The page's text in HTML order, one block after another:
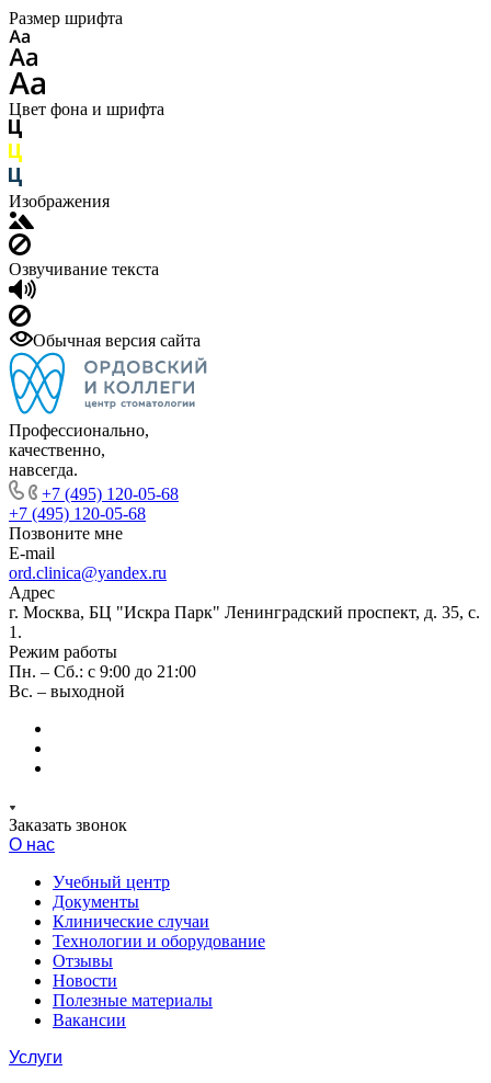
Размер шрифта
Цвет фона и шрифта
Изображения
Озвучивание текста
Обычная версия сайта
Профессионально,
качественно,
навсегда.
+7 (495) 120-05-68
+7 (495) 120-05-68
Позвоните мне
E-mail
ord.clinica@yandex.ru
Адрес
г. Москва, БЦ "Искра Парк" Ленинградский проспект, д. 35, с.
1.
Режим работы
Пн. – Сб.: с 9:00 до 21:00
Вс. – выходной
Заказать звонок
О нас
Учебный центр
Документы
Клинические случаи
Технологии и оборудование
Отзывы
Новости
Полезные материалы
Вакансии
Услуги